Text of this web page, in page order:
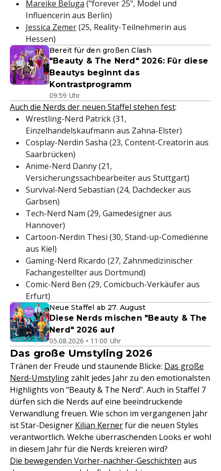
Mareike Beluga ("forever 25", Model und
Influencerin aus Berlin)
Jessica Zemer(25, Reality-Teilnehmerin aus
Hessen)
Bereit für den großen Clash
"Beauty & The Nerd" 2026: Für diese
Beautys beginnt das
Kontrastprogramm
09:59 Uhr
Auch die Nerds der neuen Staffel stehen fest:
Wrestling-Nerd Patrick (31,
Einzelhandelskaufmann aus Zahna-Elster)
Cosplay-Nerdin Sasha (23, Content-Creatorin aus
Saarbrücken)
Anime-Nerd Danny (21,
Versicherungssachbearbeiter aus Stuttgart)
Survival-Nerd Sebastian (24, Dachdecker aus
Garbsen)
Tech-Nerd Nam (29, Gamedesigner aus
Hannover)
Cartoon-Nerdin Thesi (30, Stand-up-Comedienne
aus Kiel)
Gaming-Nerd Ricardo (27, Zahnmedizinischer
Fachangestellter aus Dortmund)
Comic-Nerd Ben (29, Comicbuch-Verkäufer aus
Erfurt)
Neue Staffel ab 27. August
Diese Nerds mischen "Beauty & The
Nerd" 2026 auf
05.08.2026 • 11:00 Uhr
Das große Umstyling 2026
Tränen der Freude und staunende Blicke: Das große
Nerd-Umstyling zählt jedes Jahr zu den emotionalsten
Highlights von "Beauty & The Nerd". Auch in Staffel 7
dürfen sich die Nerds auf eine beeindruckende
Verwandlung freuen. Wie schon im vergangenen Jahr
ist Star-Designer Kilian Kernerfür die neuen Styles
verantwortlich. Welche überraschenden Looks er wohl
in diesem Jahr für die Nerds kreieren wird?
Die bewegenden Vorher-nachher-Geschichten aus